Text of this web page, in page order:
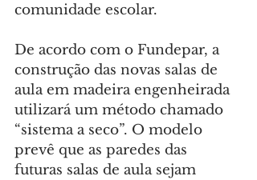
comunidade escolar.
De acordo com o Fundepar, a
construção das novas salas de
aula em madeira engenheirada
utilizará um método chamado
“sistema a seco”. O modelo
prevê que as paredes das
futuras salas de aula sejam